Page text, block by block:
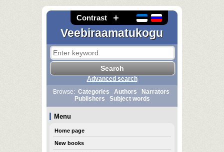
Contrast
Veebiraamatukogu
Advanced search
Browse: Categories Authors
Narrators
Publishers
Subject words
Menu
Home page
New books